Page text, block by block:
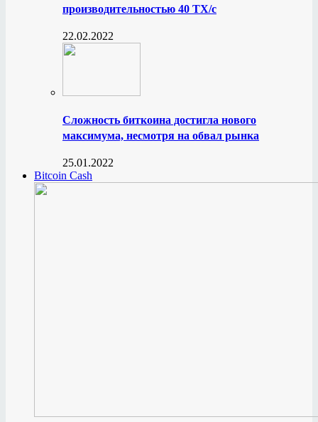
производительностью 40 ТХ/с
22.02.2022
Сложность биткоина достигла нового
максимума, несмотря на обвал рынка
25.01.2022
Bitcoin Cash